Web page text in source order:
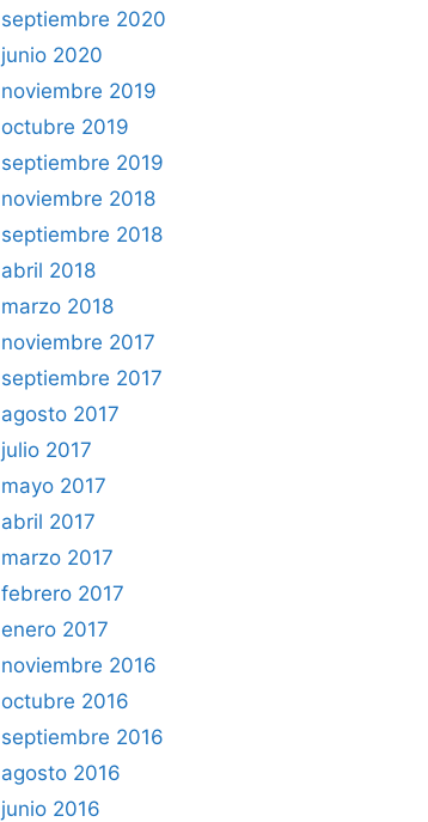
septiembre 2020
junio 2020
noviembre 2019
octubre 2019
septiembre 2019
noviembre 2018
septiembre 2018
abril 2018
marzo 2018
noviembre 2017
septiembre 2017
agosto 2017
julio 2017
mayo 2017
abril 2017
marzo 2017
febrero 2017
enero 2017
noviembre 2016
octubre 2016
septiembre 2016
agosto 2016
junio 2016